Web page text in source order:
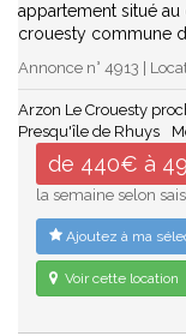
appartement situé
crouesty commune
Annonce n° 4913 |
Arzon Le Crouesty
Presqu'île de Rhuys
de 440€ à
la semaine selon
Ajoutez à ma
Voir cette location